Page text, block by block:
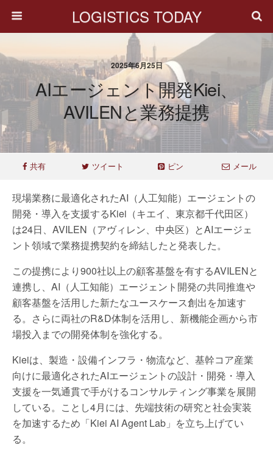
LOGISTICS TODAY
2025年6月25日
AIエージェント開発Kiei、
AVILENと業務提携
共有 ツイート ピン メール
現場業務に最適化されたAI（人工知能）エージェントの
開発・導入を支援するKiei（キエイ、東京都千代田区）
は24日、AVILEN（アヴィレン、中央区）とAIエージェ
ント領域で業務提携契約を締結したと発表した。
この提携により900社以上の顧客基盤を有するAVILENと
連携し、AI（人工知能）エージェント開発の共同推進や
顧客基盤を活用した新たなユースケース創出を加速す
る。さらに両社のR&D体制を活用し、新機能企画から市
場投入までの開発体制を強化する。
Kieiは、製造・設備インフラ・物流など、基幹コア産業
向けに最適化されたAIエージェントの設計・開発・導入
支援を一気通貫で手がけるコンサルティング事業を展開
している。ことし4月には、先端技術の研究と社会実装
を加速するため「Kiei AI Agent Lab」を立ち上げてい
る。